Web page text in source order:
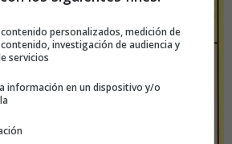
contenido personalizados, medición de
investigación de audiencia y
servicios
información en un dispositivo y/o